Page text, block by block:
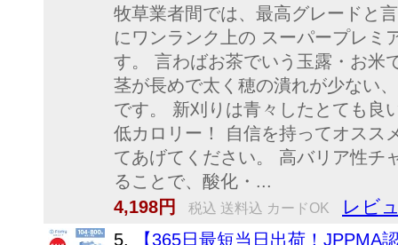
牧草業者間では、最高グレードと
にワンランク上の スーパープレミ
す。 言わばお茶でいう玉露・お米
茎が長めで太く穂の潰れが少ない
です。 新刈りは青々したとても良
低カロリー！ 自信を持ってオスス
てあげてください。 高バリア性チ
ることで、酸化・...
4,198円
税込 送料込 カードOK レビ
5.
【365日最短当日出荷！JPPMA